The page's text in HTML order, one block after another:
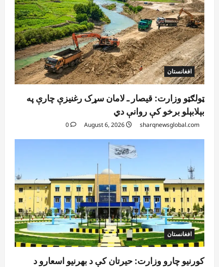
افغانستان
ټولګټو وزارت: قیصار ـ لامان سړک رغنیزې چارې په
بېلابېلو برخو کې روانې دي
sharqnewsglobal.com
0
افغانستان
کورنیو چارو وزارت: حیرتان کې د بهرنیو اسعارو د